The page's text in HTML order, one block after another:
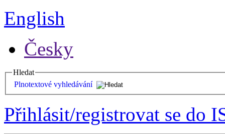
English
Česky
Hledat
Plnotextové vyhledávání
Přihlásit/registrovat se do